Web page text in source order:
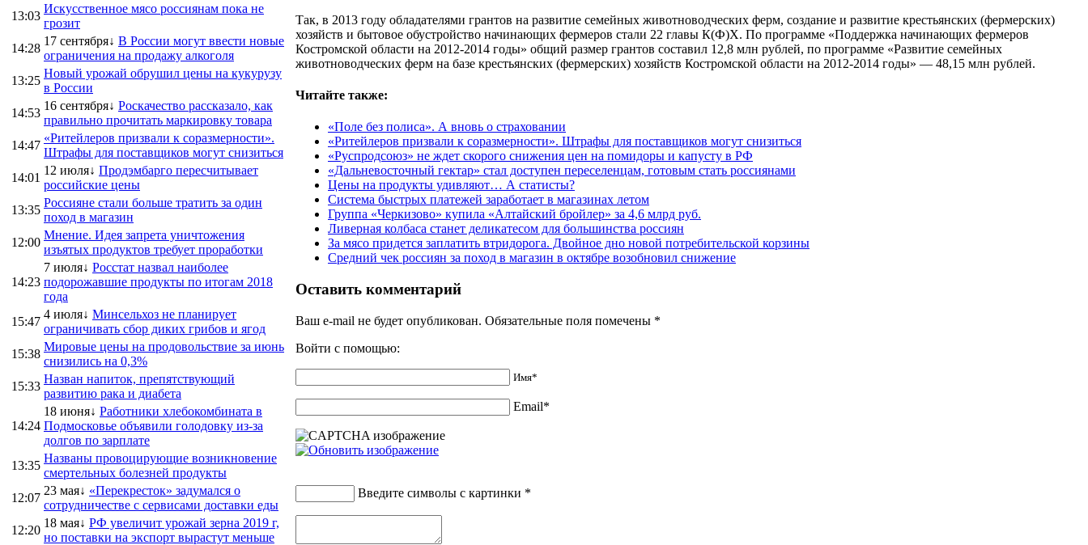
13:03
Искусственное мясо россиянам пока не
грозит
14:28
17 сентября↓ В России могут ввести новые
ограничения на продажу алкоголя
13:25
Новый урожай обрушил цены на кукурузу
в России
14:53
16 сентября↓ Роскачество рассказало, как
правильно прочитать маркировку товара
14:47
«Ритейлеров призвали к соразмерности».
Штрафы для поставщиков могут снизиться
14:01
12 июля↓ Продэмбарго пересчитывает
российские цены
13:35
Россияне стали больше тратить за один
поход в магазин
12:00
Мнение. Идея запрета уничтожения
изъятых продуктов требует проработки
14:23
7 июля↓ Росстат назвал наиболее
подорожавшие продукты по итогам 2018
года
15:47
4 июля↓ Минсельхоз не планирует
ограничивать сбор диких грибов и ягод
15:38
Мировые цены на продовольствие за июнь
снизились на 0,3%
15:33
Назван напиток, препятствующий
развитию рака и диабета
14:24
18 июня↓ Работники хлебокомбината в
Подмосковье объявили голодовку из-за
долгов по зарплате
13:35
Названы провоцирующие возникновение
смертельных болезней продукты
12:07
23 мая↓ «Перекресток» задумался о
сотрудничестве с сервисами доставки еды
12:20
18 мая↓ РФ увеличит урожай зерна 2019 г,
но поставки на экспорт вырастут меньше
Так, в 2013 году обладателями грантов на развитие семейных животноводческих ферм, создание и развитие крестьянских (фермерских)
хозяйств и бытовое обустройство начинающих фермеров стали 22 главы К(Ф)Х. По программе «Поддержка начинающих фермеров
Костромской области на 2012-2014 годы» общий размер грантов составил 12,8 млн рублей, по программе «Развитие семейных
животноводческих ферм на базе крестьянских (фермерских) хозяйств Костромской области на 2012-2014 годы» — 48,15 млн рублей.
Читайте также:
«Поле без полиса». А вновь о страховании
«Ритейлеров призвали к соразмерности». Штрафы для поставщиков могут снизиться
«Руспродсоюз» не ждет скорого снижения цен на помидоры и капусту в РФ
«Дальневосточный гектар» стал доступен переселенцам, готовым стать россиянами
Цены на продукты удивляют… А статисты?
Система быстрых платежей заработает в магазинах летом
Группа «Черкизово» купила «Алтайский бройлер» за 4,6 млрд руб.
Ливерная колбаса станет деликатесом для большинства россиян
За мясо придется заплатить втридорога. Двойное дно новой потребительской корзины
Средний чек россиян за поход в магазин в октябре возобновил снижение
Оставить комментарий
Ваш e-mail не будет опубликован. Обязательные поля помечены *
Войти с помощью:
Имя*
Email*
Введите символы с картинки *